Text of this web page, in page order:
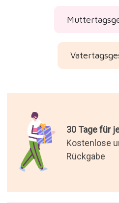
30 Tage für
Kostenlose
Rückgabe